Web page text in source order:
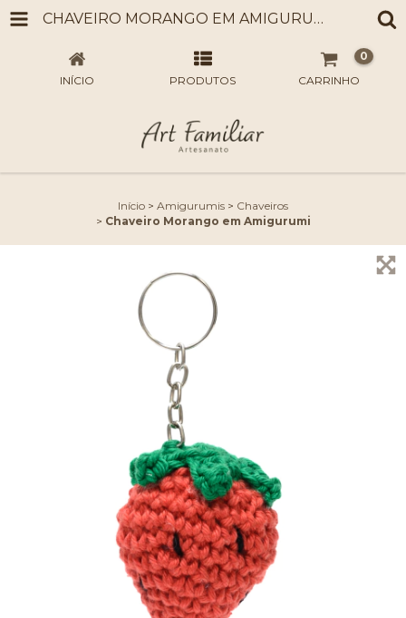
CHAVEIRO MORANGO EM AMIGURUMI
INÍCIO PRODUTOS CARRINHO
0
Início > Amigurumis > Chaveiros
> Chaveiro Morango em Amigurumi